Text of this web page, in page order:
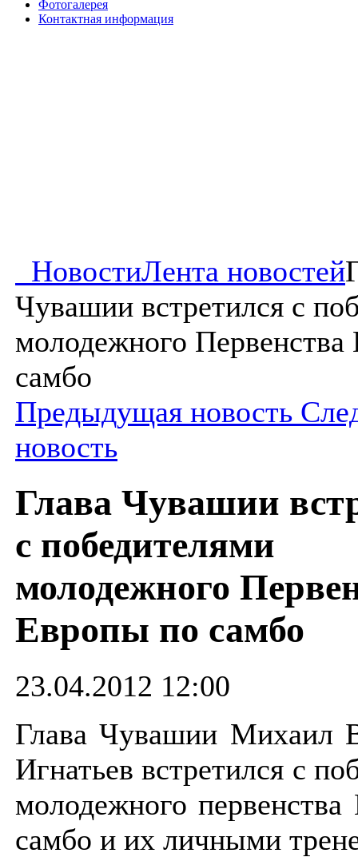
Фотогалерея
Контактная информация
НовостиЛента новостей
Чувашии встретился с
молодежного
самбо
Предыдущая новость
новость
Глава Чувашии
с победителями
молодежного
Европы по самбо
23.04.2012 12:00
Глава Чувашии Михаил
Игнатьев встретился с
молодежного
самбо и их личными